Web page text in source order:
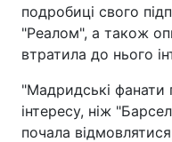
подробиці свого
"Реалом", а також
втратила до нього
"Мадридські фанати
інтересу, ніж
почала